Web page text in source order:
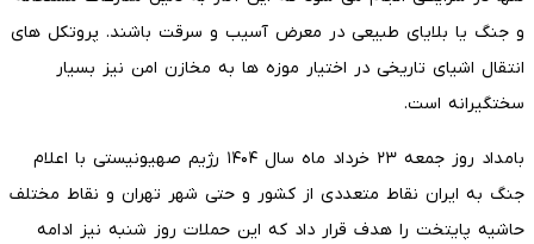
و جنگ یا بلایای طبیعی در معرض آسیب و سرقت باشند. پروتکل های
انتقال اشیای تاریخی در اختیار موزه ها به مخازن امن نیز بسیار
سختگیرانه است.
بامداد روز جمعه ۲۳ خرداد ماه سال ۱۴۰۴ رژیم صهیونیستی با اعلام
جنگ به ایران نقاط متعددی از کشور و حتی شهر تهران و نقاط مختلف
حاشیه پایتخت را هدف قرار داد که این حملات روز شنبه نیز ادامه